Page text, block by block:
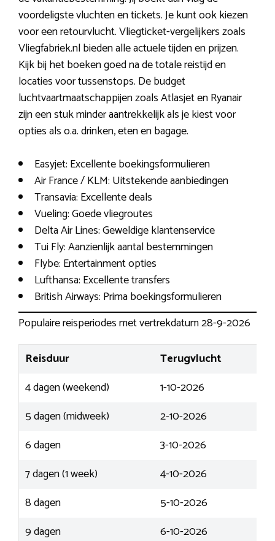
voordeligste vluchten en tickets. Je kunt ook kiezen
voor een retourvlucht. Vliegticket-vergelijkers zoals
Vliegfabriek.nl bieden alle actuele tijden en prijzen.
Kijk bij het boeken goed na de totale reistijd en
locaties voor tussenstops. De budget
luchtvaartmaatschappijen zoals Atlasjet en Ryanair
zijn een stuk minder aantrekkelijk als je kiest voor
opties als o.a. drinken, eten en bagage.
Easyjet: Excellente boekingsformulieren
Air France / KLM: Uitstekende aanbiedingen
Transavia: Excellente deals
Vueling: Goede vliegroutes
Delta Air Lines: Geweldige klantenservice
Tui Fly: Aanzienlijk aantal bestemmingen
Flybe: Entertainment opties
Lufthansa: Excellente transfers
British Airways: Prima boekingsformulieren
Populaire reisperiodes met vertrekdatum 28-9-2026
Reisduur
Terugvlucht
4 dagen (weekend)
1-10-2026
5 dagen (midweek)
2-10-2026
6 dagen
3-10-2026
7 dagen (1 week)
4-10-2026
8 dagen
5-10-2026
9 dagen
6-10-2026